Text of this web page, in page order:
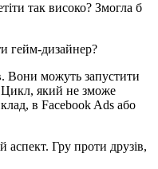
так високо? Змогла б
гейм-дизайнер?
Вони можуть запустити
Цикл, який не зможе
в Facebook Ads або
аспект. Гру проти друзів,